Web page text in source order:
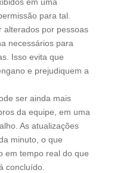
em uma
para tal.
alterados por pessoas
necessários para
Isso evita que
e prejudiquem a
ser ainda mais
da equipe, em uma
As atualizações
minuto, o que
em tempo real do que
concluído.